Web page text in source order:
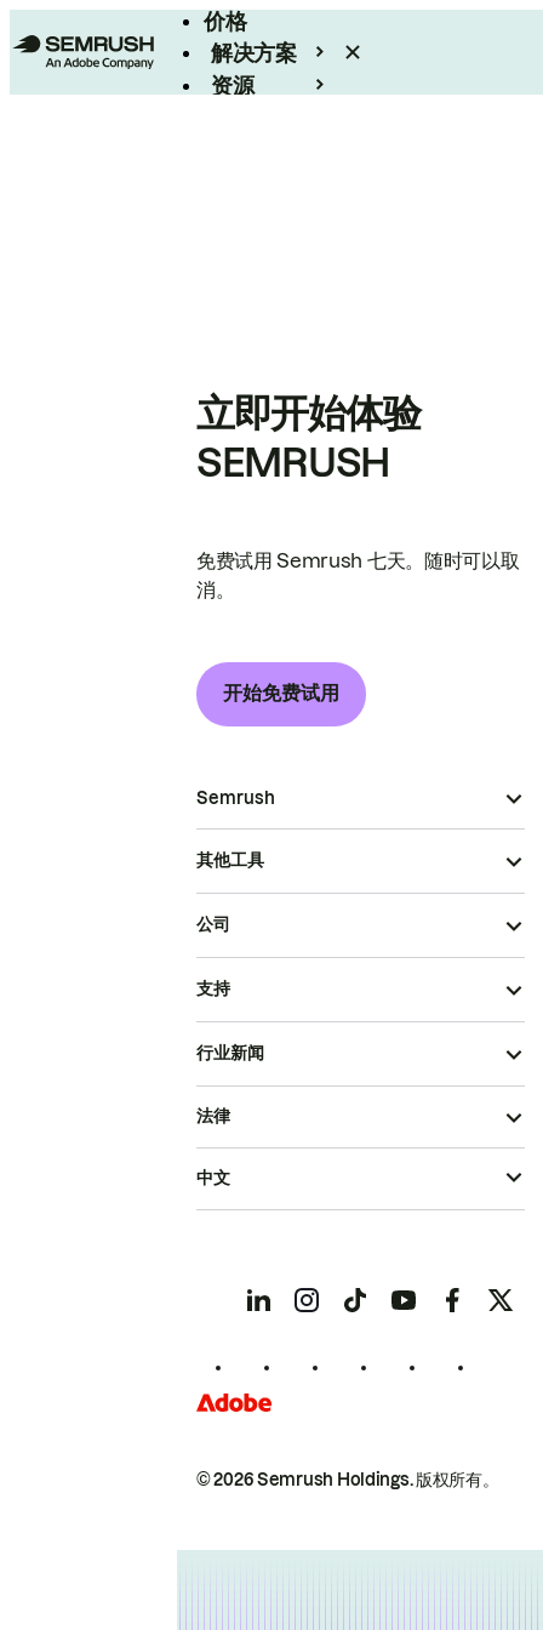
价格
解决方案
资源
立即开始体验
SEMRUSH
免费试用 Semrush 七天。随时可以取
消。
开始免费试用
Semrush
其他工具
公司
支持
行业新闻
© 2026 Semrush Holdings.版权所有。
法律
中文